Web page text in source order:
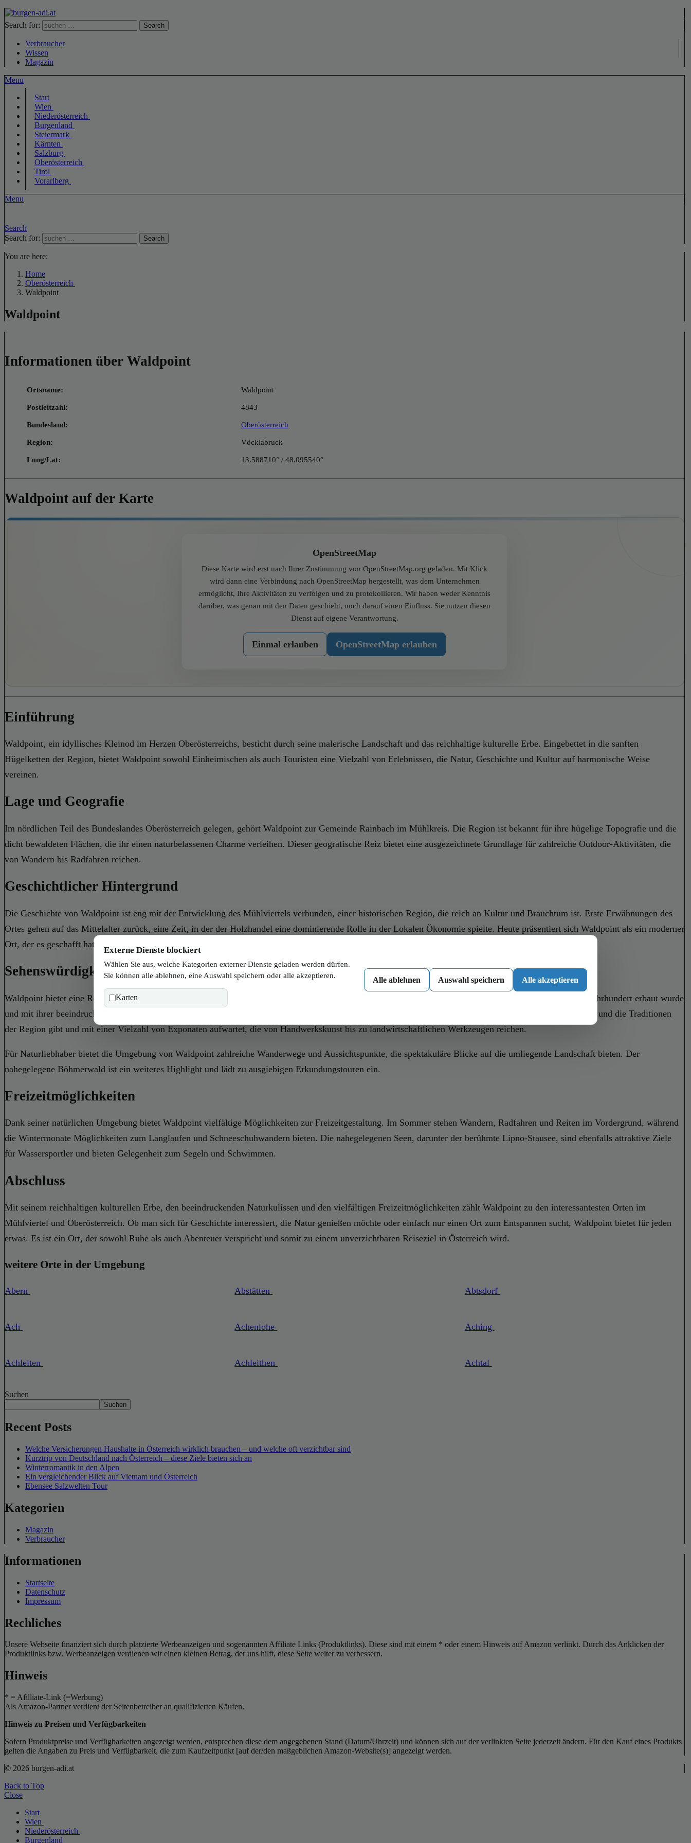
Search for: Search
Verbraucher
Wissen
Magazin
Menu
Start
Wien
Niederösterreich
Burgenland
Steiermark
Kärnten
Salzburg
Oberösterreich
Tirol
Vorarlberg
Menu
Search
Search for:
Search
You are here:
Home
Oberösterreich
Waldpoint
Waldpoint
Informationen über Waldpoint
Ortsname: Waldpoint
Postleitzahl: 4843
Bundesland: Oberösterreich
Region: Vöcklabruck
Long/Lat: 13.588710° / 48.095540°
Waldpoint auf der Karte
OpenStreetMap
Diese Karte wird erst nach Ihrer Zustimmung von OpenStreetMap.org geladen. Mit Klick
wird dann eine Verbindung nach OpenStreetMap hergestellt, was dem Unternehmen
ermöglicht, Ihre Aktivitäten zu verfolgen und zu protokollieren. Wir haben weder Kenntnis
darüber, was genau mit den Daten geschieht, noch darauf einen Einfluss. Sie nutzen diesen
Dienst auf eigene Verantwortung.
Einmal erlauben OpenStreetMap erlauben
Einführung
Waldpoint, ein idyllisches Kleinod im Herzen Oberösterreichs, besticht durch seine malerische Landschaft und das reichhaltige kulturelle Erbe. Eingebettet in die sanften
Hügelketten der Region, bietet Waldpoint sowohl Einheimischen als auch Touristen eine Vielzahl von Erlebnissen, die Natur, Geschichte und Kultur auf harmonische Weise
vereinen.
Lage und Geografie
Im nördlichen Teil des Bundeslandes Oberösterreich gelegen, gehört Waldpoint zur Gemeinde Rainbach im Mühlkreis. Die Region ist bekannt für ihre hügelige Topografie und die
dicht bewaldeten Flächen, die ihr einen naturbelassenen Charme verleihen. Dieser geografische Reiz bietet eine ausgezeichnete Grundlage für zahlreiche Outdoor-Aktivitäten, die
von Wandern bis Radfahren reichen.
Geschichtlicher Hintergrund
Die Geschichte von Waldpoint ist eng mit der Entwicklung des Mühlviertels verbunden, einer historischen Region, die reich an Kultur und Brauchtum ist. Erste Erwähnungen des
Ortes gehen auf das Mittelalter zurück, eine Zeit, in der der Holzhandel eine dominierende Rolle in der Lokalen Ökonomie spielte. Heute präsentiert sich Waldpoint als ein moderner
Ort, der es geschafft hat, seine historischen Wurzeln zu bewahren und gleichzeitig den Übergang in die Gegenwart zu meistern.
Sehenswürdigkeiten und Kultur
Waldpoint bietet eine Reihe von Sehenswürdigkeiten, die einen Besuch wert sind. Ein Höhepunkt ist die historische St.-Johannes-Kirche, die im frühen 17. Jahrhundert erbaut wurde
und mit ihrer beeindruckenden Architektur und den kunstvollen Fresken beeindruckt. Ebenfalls von Interesse ist das Dorfmuseum, das Einblicke in das Leben und die Traditionen
der Region gibt und mit einer Vielzahl von Exponaten aufwartet, die von Handwerkskunst bis zu landwirtschaftlichen Werkzeugen reichen.
Für Naturliebhaber bietet die Umgebung von Waldpoint zahlreiche Wanderwege und Aussichtspunkte, die spektakuläre Blicke auf die umliegende Landschaft bieten. Der
nahegelegene Böhmerwald ist ein weiteres Highlight und lädt zu ausgiebigen Erkundungstouren ein.
Freizeitmöglichkeiten
Dank seiner natürlichen Umgebung bietet Waldpoint vielfältige Möglichkeiten zur Freizeitgestaltung. Im Sommer stehen Wandern, Radfahren und Reiten im Vordergrund, während
die Wintermonate Möglichkeiten zum Langlaufen und Schneeschuhwandern bieten. Die nahegelegenen Seen, darunter der berühmte Lipno-Stausee, sind ebenfalls attraktive Ziele
für Wassersportler und bieten Gelegenheit zum Segeln und Schwimmen.
Abschluss
Mit seinem reichhaltigen kulturellen Erbe, den beeindruckenden Naturkulissen und den vielfältigen Freizeitmöglichkeiten zählt Waldpoint zu den interessantesten Orten im
Mühlviertel und Oberösterreich. Ob man sich für Geschichte interessiert, die Natur genießen möchte oder einfach nur einen Ort zum Entspannen sucht, Waldpoint bietet für jeden
etwas. Es ist ein Ort, der sowohl Ruhe als auch Abenteuer verspricht und somit zu einem unverzichtbaren Reiseziel in Österreich wird.
weitere Orte in der Umgebung
Abern Abstätten Abtsdorf
Ach Achenlohe Aching
Achleiten Achleithen Achtal
Suchen
Suchen
Recent Posts
Welche Versicherungen Haushalte in Österreich wirklich brauchen – und welche oft verzichtbar sind
Kurztrip von Deutschland nach Österreich – diese Ziele bieten sich an
Winterromantik in den Alpen
Ein vergleichender Blick auf Vietnam und Österreich
Ebensee Salzwelten Tour
Kategorien
Magazin
Verbraucher
Informationen
Startseite
Datenschutz
Impressum
Rechliches
Unsere Webseite finanziert sich durch platzierte Werbeanzeigen und sogenannten Affiliate Links (Produktlinks). Diese sind mit einem * oder einem Hinweis auf Amazon verlinkt. Durch das Anklicken der
Produktlinks bzw. Werbeanzeigen verdienen wir einen kleinen Betrag, der uns hilft, diese Seite weiter zu verbessern.
Hinweis
* = Afilliate-Link (=Werbung)
Als Amazon-Partner verdient der Seitenbetreiber an qualifizierten Käufen.
Hinweis zu Preisen und Verfügbarkeiten
Sofern Produktpreise und Verfügbarkeiten angezeigt werden, entsprechen diese dem angegebenen Stand (Datum/Uhrzeit) und können sich auf der verlinkten Seite jederzeit ändern. Für den Kauf eines Produkts
gelten die Angaben zu Preis und Verfügbarkeit, die zum Kaufzeitpunkt [auf der/den maßgeblichen Amazon-Website(s)] angezeigt werden.
© 2026 burgen-adi.at
Back to Top
Close
Start
Wien
Niederösterreich
Burgenland
Externe Dienste blockiert
Wählen Sie aus, welche Kategorien externer Dienste geladen werden dürfen.
Sie können alle ablehnen, eine Auswahl speichern oder alle akzeptieren.
Karten
Alle ablehnen Auswahl speichern Alle akzeptieren